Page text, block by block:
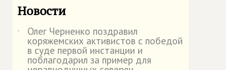
Новости
˙ Олег Черненко поздравил
коряжемских активистов с победой
в суде первой инстанции и
поблагодарил за пример для